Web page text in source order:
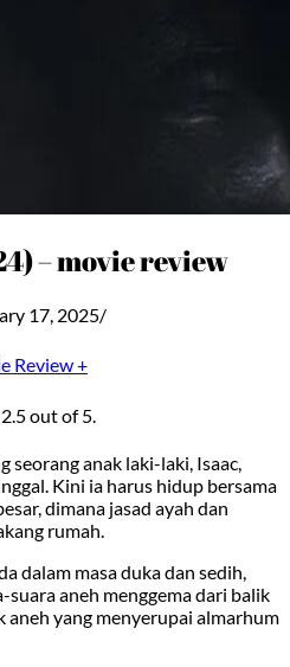
– movie review
17, 2025
Review +
out of 5.
seorang anak laki-laki, Isaac,
Kini ia harus hidup bersama
dimana jasad ayah dan
rumah.
dalam masa duka dan sedih,
suara aneh menggema dari balik
aneh yang menyerupai almarhum